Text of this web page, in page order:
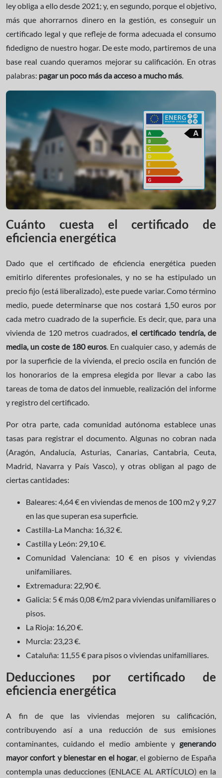
ley obliga a ello desde 2021; y, en segundo, porque el objetivo,
más que ahorrarnos dinero en la gestión, es conseguir un
certificado legal y que refleje de forma adecuada el consumo
fidedigno de nuestro hogar. De este modo, partiremos de una
base real cuando queramos mejorar su calificación. En otras
palabras: pagar un poco más da acceso a mucho más.
Cuánto cuesta el certificado de
eficiencia energética
Dado que el certificado de eficiencia energética pueden
emitirlo diferentes profesionales, y no se ha estipulado un
precio fijo (está liberalizado), este puede variar. Como término
medio, puede determinarse que nos costará 1,50 euros por
cada metro cuadrado de la superficie. Es decir, que, para una
vivienda de 120 metros cuadrados, el certificado tendría, de
media, un coste de 180 euros . En cualquier caso, y además de
por la superficie de la vivienda, el precio oscila en función de
los honorarios de la empresa elegida por llevar a cabo las
tareas de toma de datos del inmueble, realización del informe
y registro del certificado.
Por otra parte, cada comunidad autónoma establece unas
tasas para registrar el documento. Algunas no cobran nada
(Aragón, Andalucía, Asturias, Canarias, Cantabria, Ceuta,
Madrid, Navarra y País Vasco), y otras obligan al pago de
ciertas cantidades:
Baleares: 4,64 € en viviendas de menos de 100 m2 y 9,27
en las que superan esa superficie.
Castilla-La Mancha: 16,32 €.
Castilla y León: 29,10 €.
Comunidad Valenciana: 10 € en pisos y viviendas
unifamiliares.
Extremadura: 22,90 €.
Galicia: 5 € más 0,08 €/m2 para viviendas unifamiliares o
pisos.
La Rioja: 16,20 €.
Murcia: 23,23 €.
Cataluña: 11,55 € para pisos o viviendas unifamiliares.
Deducciones por certificado de
eficiencia energética
A fin de que las viviendas mejoren su calificación,
contribuyendo así a una reducción de sus emisiones
contaminantes, cuidando el medio ambiente y generando
mayor confort y bienestar en el hogar, el gobierno de España
contempla unas deducciones (ENLACE AL ARTÍCULO) en la